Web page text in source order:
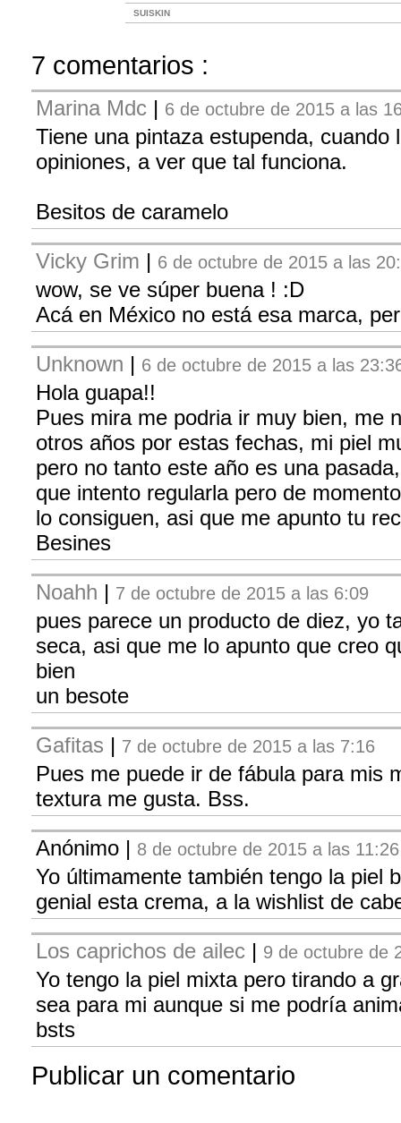
SUISKIN
7 comentarios :
Marina Mdc | 6 de octubre de 2015 a las
Tiene una pintaza estupenda, cuando
opiniones, a ver que tal funciona.
Besitos de caramelo
Vicky Grim | 6 de octubre de 2015 a las
wow, se ve súper buena ! :D
Acá en México no está esa marca,
Unknown | 6 de octubre de 2015 a las
Hola guapa!!
Pues mira me podria ir muy bien, me
otros años por estas fechas, mi piel
pero no tanto este año es una
que intento regularla pero de
lo consiguen, asi que me apunto tu
Besines
Noahh | 7 de octubre de 2015 a las 6:09
pues parece un producto de diez, yo
seca, asi que me lo apunto que creo
bien
un besote
Gafitas | 7 de octubre de 2015 a las 7:16
Pues me puede ir de fábula para mis
textura me gusta. Bss.
Anónimo | 8 de octubre de 2015 a las 11:26
Yo últimamente también tengo la piel
genial esta crema, a la wishlist de
Los caprichos de ailec | 9 de octubre de
Yo tengo la piel mixta pero tirando a
sea para mi aunque si me podría
bsts
Publicar un comentario